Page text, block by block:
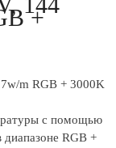
+
m RGB + 3000K
с помощью
RGB +